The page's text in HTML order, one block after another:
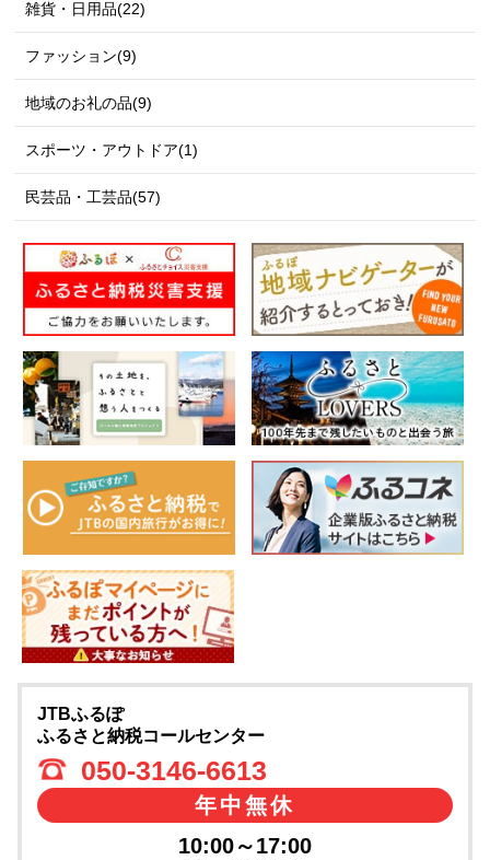
雑貨・日用品(22)
ファッション(9)
地域のお礼の品(9)
スポーツ・アウトドア(1)
民芸品・工芸品(57)
JTBふるぽ
ふるさと納税コールセンター
050-3146-6613
年中無休
10:00～17:00